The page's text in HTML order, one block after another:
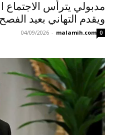
مدبولي يترأس الاجتماع
ويقدم التهاني بعيد الفصح
malamih.com
-
04/09/2026 0